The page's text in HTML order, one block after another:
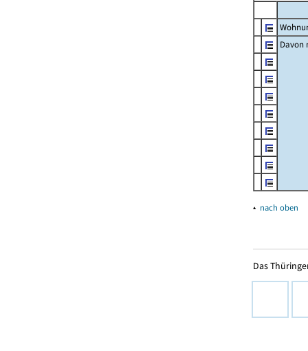
Davon
▴ nach oben
Das